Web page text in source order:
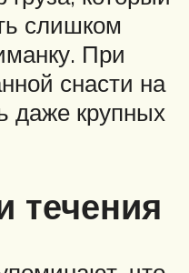
слишком
При
снасти на
даже крупных
течения